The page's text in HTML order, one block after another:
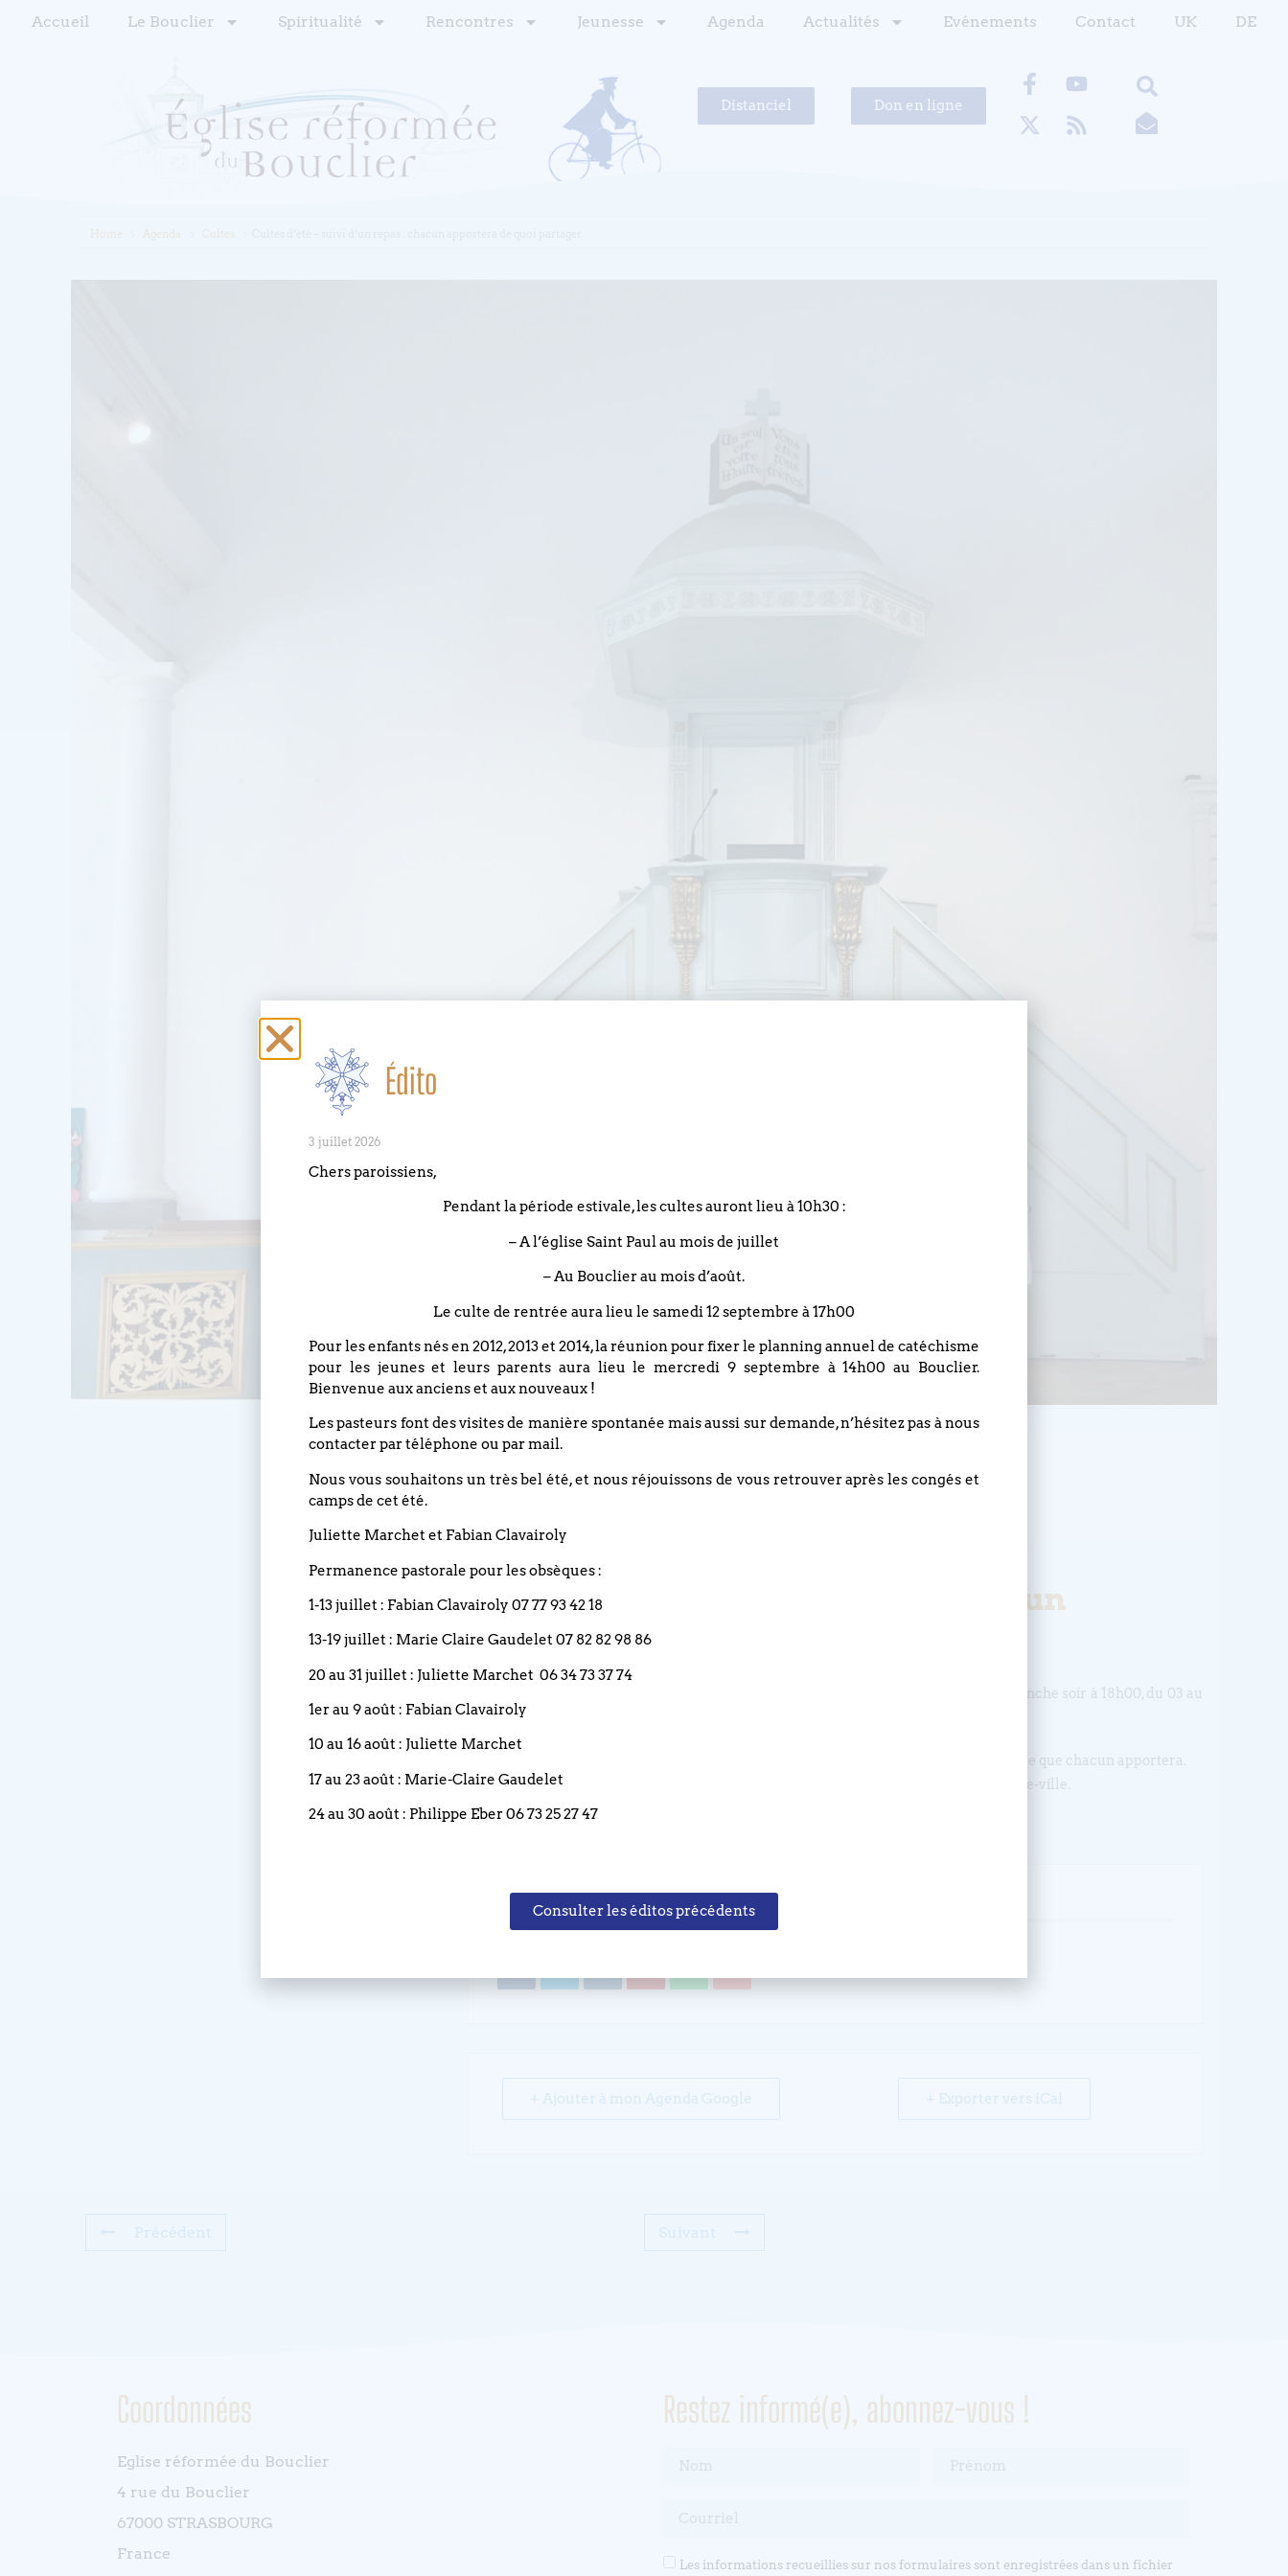
Accueil Le Bouclier Spiritualité Rencontres Jeunesse Agenda Actualités Evénements Contact UK DE
Distanciel Don en ligne
Home Agenda Cultes
04 juillet 2021
18h00
Cultes d’été – suivi d’un repas : chacun
apportera de quoi partager
L’été est une période où nous vivons à un autre rythme. Les cultes auront lieu le dimanche soir à 18h00, du 03 au
32août inclus.
Chaque culte sera suivi d’un temps de convivialité autour d’un buffet improvisé avec ce que chacun apportera.
Cette offre vient en complément des cultes du dimanche matin des paroisses de centre-ville.
PARTAGEZ CET ÉVÉNEMENT
+ Ajouter à mon Agenda Google + Exporter vers iCal
Coordonnées
Eglise réformée du Bouclier
4 rue du Bouclier
67000 STRASBOURG
France
Restez informé(e), abonnez-vous !
Les informations recueillies sur nos formulaires sont enregistrées dans un fichier
Édito
3 juillet 2026
Chers paroissiens,
Pendant la période estivale, les cultes auront lieu à 10h30 :
– A l’église Saint Paul au mois de juillet
– Au Bouclier au mois d’août.
Le culte de rentrée aura lieu le samedi 12 septembre à 17h00
Pour les enfants nés en 2012, 2013 et 2014, la réunion pour fixer le planning annuel de catéchisme
pour les jeunes et leurs parents aura lieu le mercredi 9 septembre à 14h00 au Bouclier.
Bienvenue aux anciens et aux nouveaux !
Les pasteurs font des visites de manière spontanée mais aussi sur demande, n’hésitez pas à nous
contacter par téléphone ou par mail.
Nous vous souhaitons un très bel été, et nous réjouissons de vous retrouver après les congés et
camps de cet été.
Juliette Marchet et Fabian Clavairoly
Permanence pastorale pour les obsèques :
1-13 juillet : Fabian Clavairoly 07 77 93 42 18
13-19 juillet : Marie Claire Gaudelet 07 82 82 98 86
20 au 31 juillet : Juliette Marchet 06 34 73 37 74
1er au 9 août : Fabian Clavairoly
10 au 16 août : Juliette Marchet
17 au 23 août : Marie-Claire Gaudelet
24 au 30 août : Philippe Eber 06 73 25 27 47
Consulter les éditos précédents